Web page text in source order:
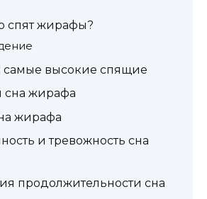
спят жирафы?
высокие спящие
сна жирафа
жирафа
и тревожность сна
продолжительности сна